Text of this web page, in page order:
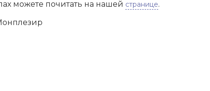
можете почитать на нашей странице.